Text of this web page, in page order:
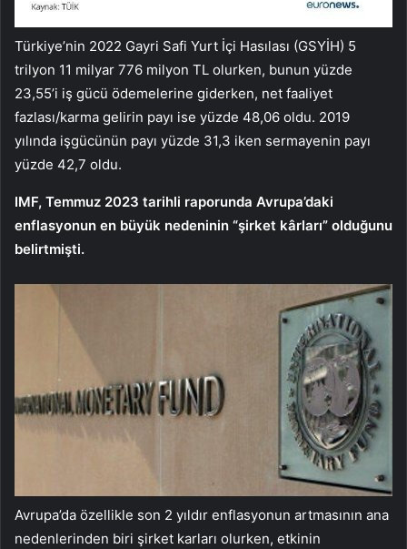
Türkiye’nin 2022 Gayri Safi Yurt İçi Hasılası (GSYİH) 5
trilyon 11 milyar 776 milyon TL olurken, bunun yüzde
23,55’i iş gücü ödemelerine giderken, net faaliyet
fazlası/karma gelirin payı ise yüzde 48,06 oldu. 2019
yılında işgücünün payı yüzde 31,3 iken sermayenin payı
yüzde 42,7 oldu.
IMF, Temmuz 2023 tarihli raporunda Avrupa’daki
enflasyonun en büyük nedeninin “şirket kârları” olduğunu
belirtmişti.
Avrupa’da özellikle son 2 yıldır enflasyonun artmasının ana
nedenlerinden biri şirket karları olurken, etkinin